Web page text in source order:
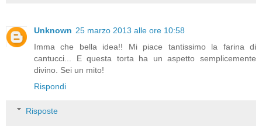
Unknown 25 marzo 2013 alle ore 10:58
Imma che bella idea!! Mi piace tantissimo la farina di
cantucci... E questa torta ha un aspetto semplicemente
divino. Sei un mito!
Rispondi
Risposte